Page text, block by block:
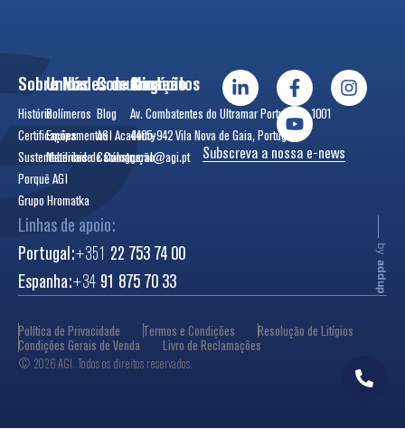
Sobre Nós
História
Certificações
Sustentabilidade
Porquê AGI
Grupo Hromatka
Unidades de Negócio
Polímeros
Equipamentos
Materiais de Construção
Comunicação
Blog
AGI Academy
Catálogos
Contactos
Av. Combatentes do Ultramar Português, 1001
4405-942 Vila Nova de Gaia, Portugal
geral@agi.pt
Subscreva a nossa e-news
Linhas de apoio:
Portugal:+351 22 753 74 00
Espanha:+34 91 875 70 33
by
addup
© 2026 AGI. Todos os direitos reservados.
Política de Privacidade Termos e Condições
Resolução de Litígios
Condições Gerais de Venda
Livro de Reclamações